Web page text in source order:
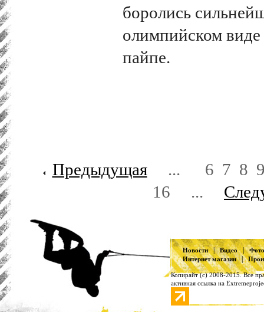
боролись
олимпийском
пайпе.
Предыдущая ... 6 7 8
16
...
Новости|Видео|
Интернет магазин|
Копирайт (с) 2008-2015. Все
активная ссылка на